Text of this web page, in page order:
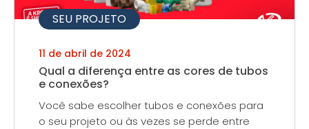
SEU PROJETO
11 de abril de 2024
Qual a diferença entre as cores de tubos
e conexões?
Você sabe escolher tubos e conexões para
o seu projeto ou às vezes se perde entre